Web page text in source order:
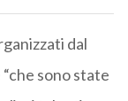
dal
sono state